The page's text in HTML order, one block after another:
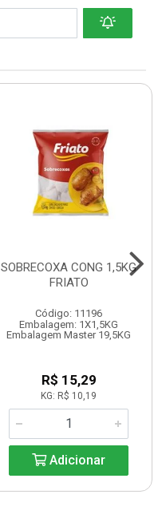
SOBRECOXA CONG 1,5KG
FRIATO
Código: 11196
Embalagem: 1X1,5KG
Embalagem Master 19,5KG
R$ 15,29
KG: R$ 10,19
Adicionar